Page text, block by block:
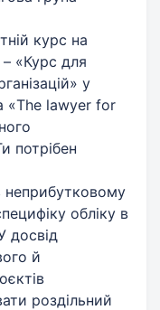
курс на
«Курс для
у
«The lawyer for
потрібен
обліку в
досвід
й
роздільний